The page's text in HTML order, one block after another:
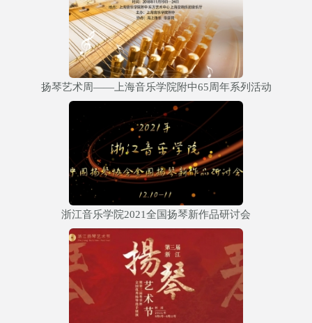
扬琴艺术周——上海音乐学院附中65周年系列活动
浙江音乐学院2021全国扬琴新作品研讨会